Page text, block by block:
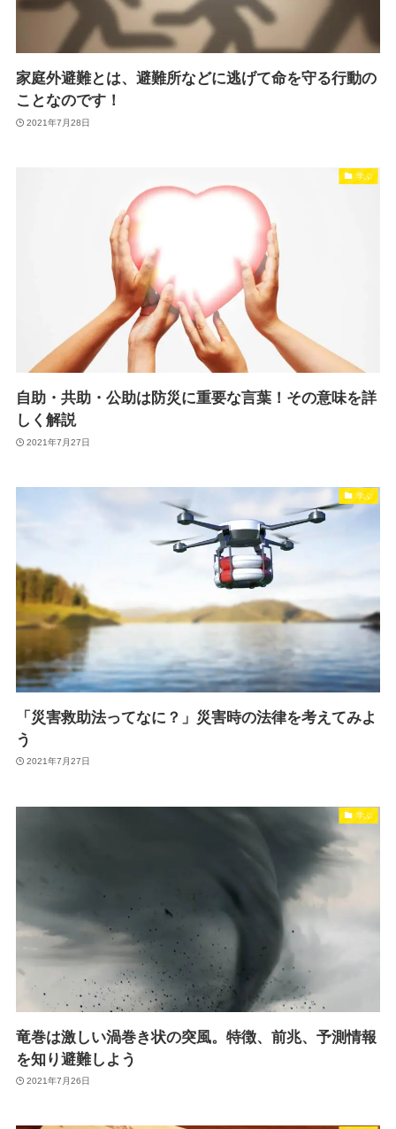
家庭外避難とは、避難所などに逃げて命を守る行動の
ことなのです！
2021年7月28日
学ぶ
自助・共助・公助は防災に重要な言葉！その意味を詳
しく解説
2021年7月27日
学ぶ
「災害救助法ってなに？」災害時の法律を考えてみよ
う
2021年7月27日
学ぶ
竜巻は激しい渦巻き状の突風。特徴、前兆、予測情報
を知り避難しよう
2021年7月26日